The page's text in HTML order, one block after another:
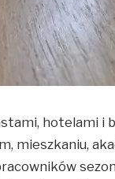
hotelami i
mieszkaniu,